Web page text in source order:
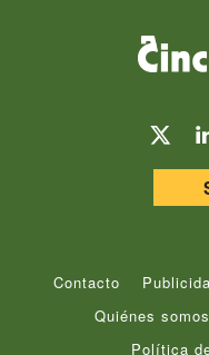
Contacto
Quiénes somos
Política